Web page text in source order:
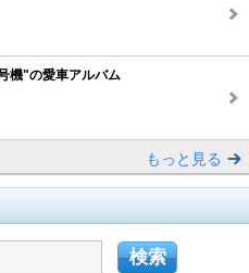
機"の愛車アルバム
もっと見る